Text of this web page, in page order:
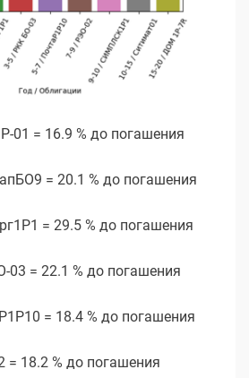
01 = 16.9 % до погашения
= 20.1 % до погашения
= 29.5 % до погашения
03 = 22.1 % до погашения
= 18.4 % до погашения
= 18.2 % до погашения